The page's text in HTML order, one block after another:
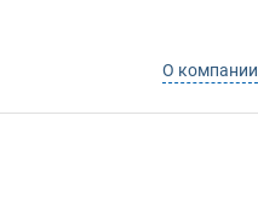
О компании